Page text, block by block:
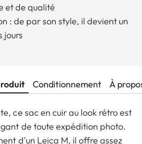
et de qualité
: de par son style, il devient un
jours
Conditionnement À
ce sac en cuir au look rétro est
de toute expédition photo.
d'un Leica M, il offre assez